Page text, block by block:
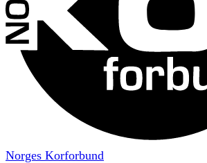
Norges Korforbund